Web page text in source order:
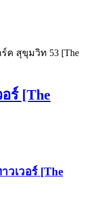
ค สุขุมวิท 53 [The
ร์ [The
วเวอร์ [The